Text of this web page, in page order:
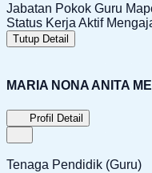
Jabatan Pokok Guru
Status Kerja Aktif
Tutup Detail
MARIA NONA ANITA
Profil Detail
Tenaga Pendidik (Guru)